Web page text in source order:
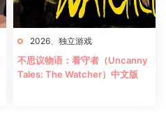
2026 独立游戏
不思议物语：看守者（Uncanny
Tales: The Watcher）中文版